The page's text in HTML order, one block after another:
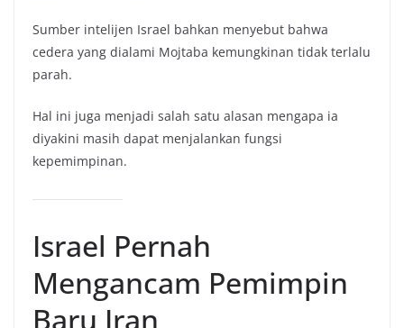
Sumber intelijen Israel bahkan menyebut bahwa
cedera yang dialami Mojtaba kemungkinan tidak terlalu
parah.
Hal ini juga menjadi salah satu alasan mengapa ia
diyakini masih dapat menjalankan fungsi
kepemimpinan.
Israel Pernah
Mengancam Pemimpin
Baru Iran